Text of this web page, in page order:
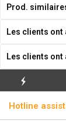
Prod.
Les clients ont
Les clients
ÉCLAIR
Hotline